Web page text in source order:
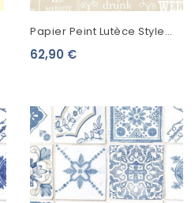
Papier Peint Lutèce Style
Cuisine 3 Best Wine Beige
62,90 €